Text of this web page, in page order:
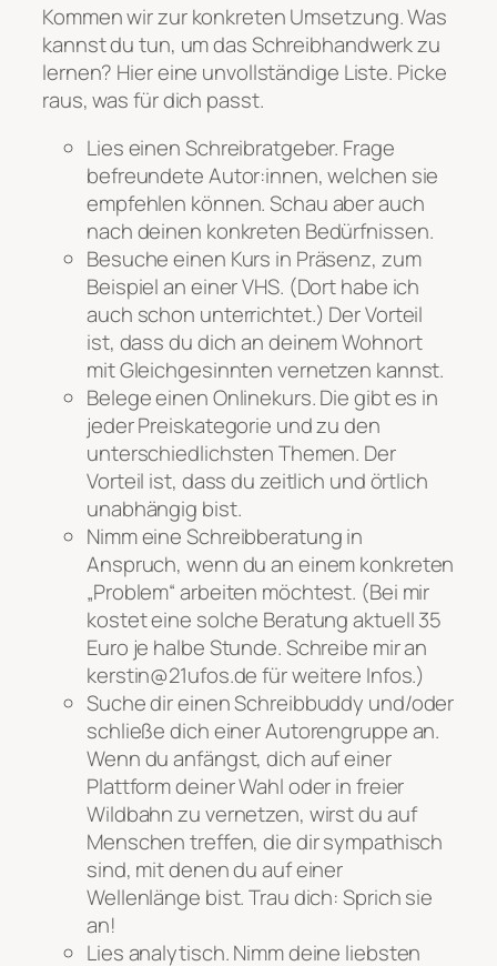
Kommen wir zur konkreten Umsetzung. Was
kannst du tun, um das Schreibhandwerk zu
lernen? Hier eine unvollständige Liste. Picke
raus, was für dich passt.
Lies einen Schreibratgeber. Frage
befreundete Autor:innen, welchen sie
empfehlen können. Schau aber auch
nach deinen konkreten Bedürfnissen.
Besuche einen Kurs in Präsenz, zum
Beispiel an einer VHS. (Dort habe ich
auch schon unterrichtet.) Der Vorteil
ist, dass du dich an deinem Wohnort
mit Gleichgesinnten vernetzen kannst.
Belege einen Onlinekurs. Die gibt es in
jeder Preiskategorie und zu den
unterschiedlichsten Themen. Der
Vorteil ist, dass du zeitlich und örtlich
unabhängig bist.
Nimm eine Schreibberatung in
Anspruch, wenn du an einem konkreten
„Problem“ arbeiten möchtest. (Bei mir
kostet eine solche Beratung aktuell 35
Euro je halbe Stunde. Schreibe mir an
kerstin@21ufos.de für weitere Infos.)
Suche dir einen Schreibbuddy und/oder
schließe dich einer Autorengruppe an.
Wenn du anfängst, dich auf einer
Plattform deiner Wahl oder in freier
Wildbahn zu vernetzen, wirst du auf
Menschen treffen, die dir sympathisch
sind, mit denen du auf einer
Wellenlänge bist. Trau dich: Sprich sie
an!
Lies analytisch. Nimm deine liebsten